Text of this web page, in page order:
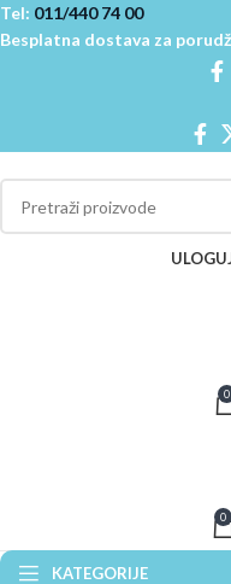
Tel: 011/440 74 00
Besplatna dostava za
0
0
KATEGORIJE